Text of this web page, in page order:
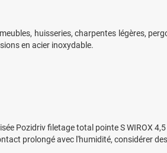
huisseries, charpentes légères,
en acier inoxydable.
Pozidriv filetage total pointe S WIROX
prolongé avec l'humidité, considérer